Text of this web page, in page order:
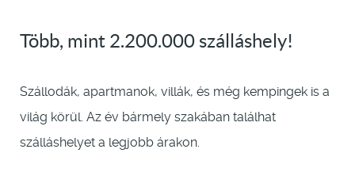
Több, mint 2.200.000 szálláshely!
Szállodák, apartmanok, villák, és még kempingek is a
világ körül. Az év bármely szakában találhat
szálláshelyet a legjobb árakon.